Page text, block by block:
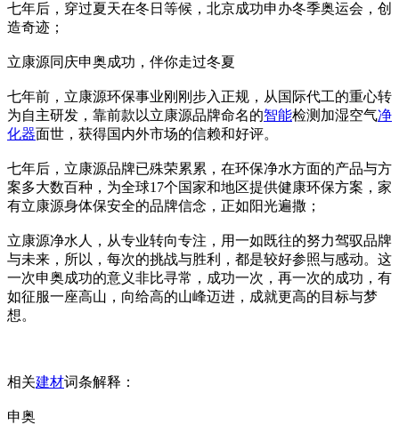
七年后，穿过夏天在冬日等候，北京成功申办冬季奥运会，创
造奇迹；
立康源同庆申奥成功，伴你走过冬夏
七年前，立康源环保事业刚刚步入正规，从国际代工的重心转
为自主研发，靠前款以立康源品牌命名的智能检测加湿空气净
化器面世，获得国内外市场的信赖和好评。
七年后，立康源品牌已殊荣累累，在环保净水方面的产品与方
案多大数百种，为全球17个国家和地区提供健康环保方案，家
有立康源身体保安全的品牌信念，正如阳光遍撒；
立康源净水人，从专业转向专注，用一如既往的努力驾驭品牌
与未来，所以，每次的挑战与胜利，都是较好参照与感动。这
一次申奥成功的意义非比寻常，成功一次，再一次的成功，有
如征服一座高山，向给高的山峰迈进，成就更高的目标与梦
想。
相关建材词条解释：
申奥